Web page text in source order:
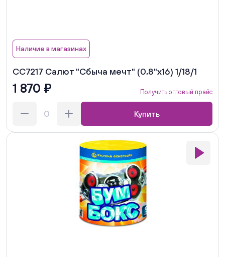
Наличие в магазинах
СС7217 Салют "Сбыча мечт" (0,8"х16) 1/18/1
1 870 ₽ Получить оптовый прайс
Купить